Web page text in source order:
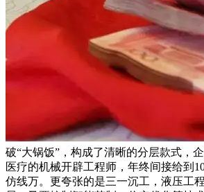
破“大锅饭”，构成了清晰的分层款式，
医疗的机械开辟工程师，年终间接给到
仿线万。更夸张的是三一沉工，液压工